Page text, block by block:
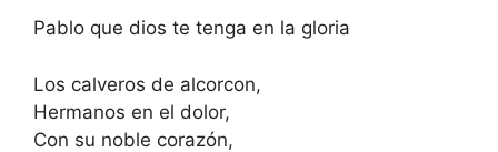
Pablo que dios te tenga en la gloria
Los calveros de alcorcon,
Hermanos en el dolor,
Con su noble corazón,